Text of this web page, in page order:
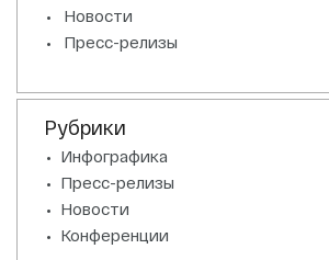
Новости
Пресс-релизы
Рубрики
Инфографика
Пресс-релизы
Новости
Конференции